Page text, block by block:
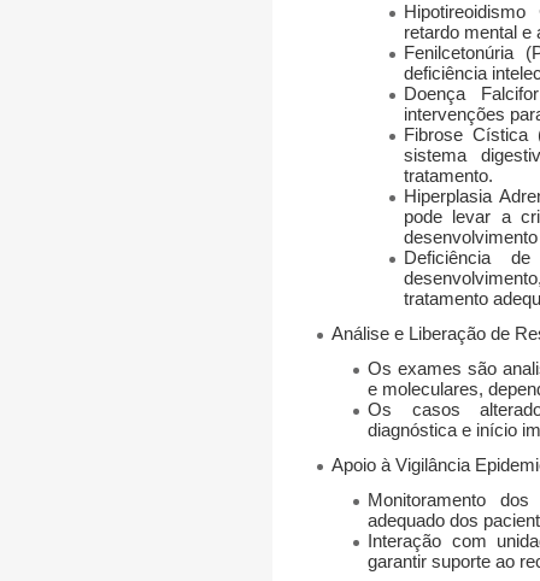
retardo mental e
Fenilcetonúria
deficiência
Doença
intervenções
Fibrose Cística
sistema
tratamento.
Hiperplasia
pode levar a
Deficiência de
tratamento
Análise e Liberação de
Os exames são
e moleculares,
Os casos
diagnóstica e início
Apoio à Vigilância
Monitoramento
adequado dos
Interação com
garantir suporte ao